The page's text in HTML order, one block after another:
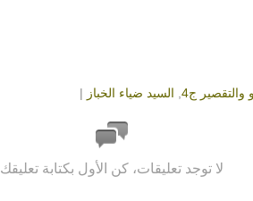
والتقصير ج4 السيد ضياء الخباز |
لا توجد تعليقات، كن الأول بكتابة تعليقك